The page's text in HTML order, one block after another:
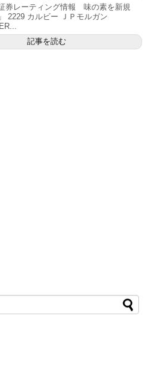
券レーティング情報 味の素を新規
2229 カルビー ＪＰモルガン
記事を読む